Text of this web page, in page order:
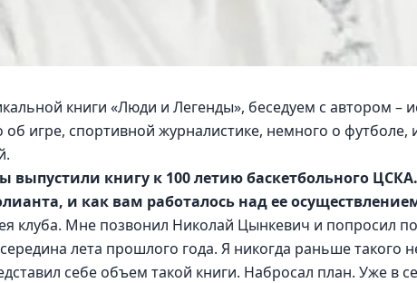
книги «Люди и Легенды», беседуем с автором –
игре, спортивной журналистике, немного о футболе,
выпустили книгу к 100 летию баскетбольного
и как вам работалось над ее
клуба. Мне позвонил Николай Цынкевич и попросил
лета прошлого года. Я никогда раньше такого
себе объем такой книги. Набросал план. Уже в